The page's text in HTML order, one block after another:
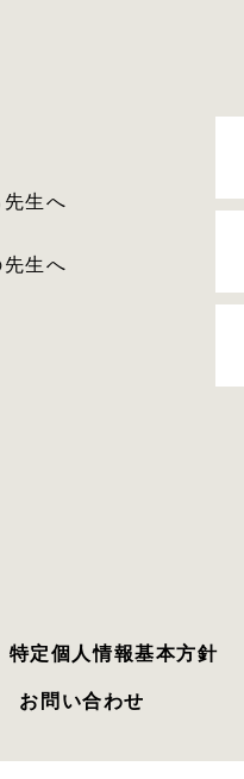
生へ
生へ
特定個人情報基本方針
お問い合わせ